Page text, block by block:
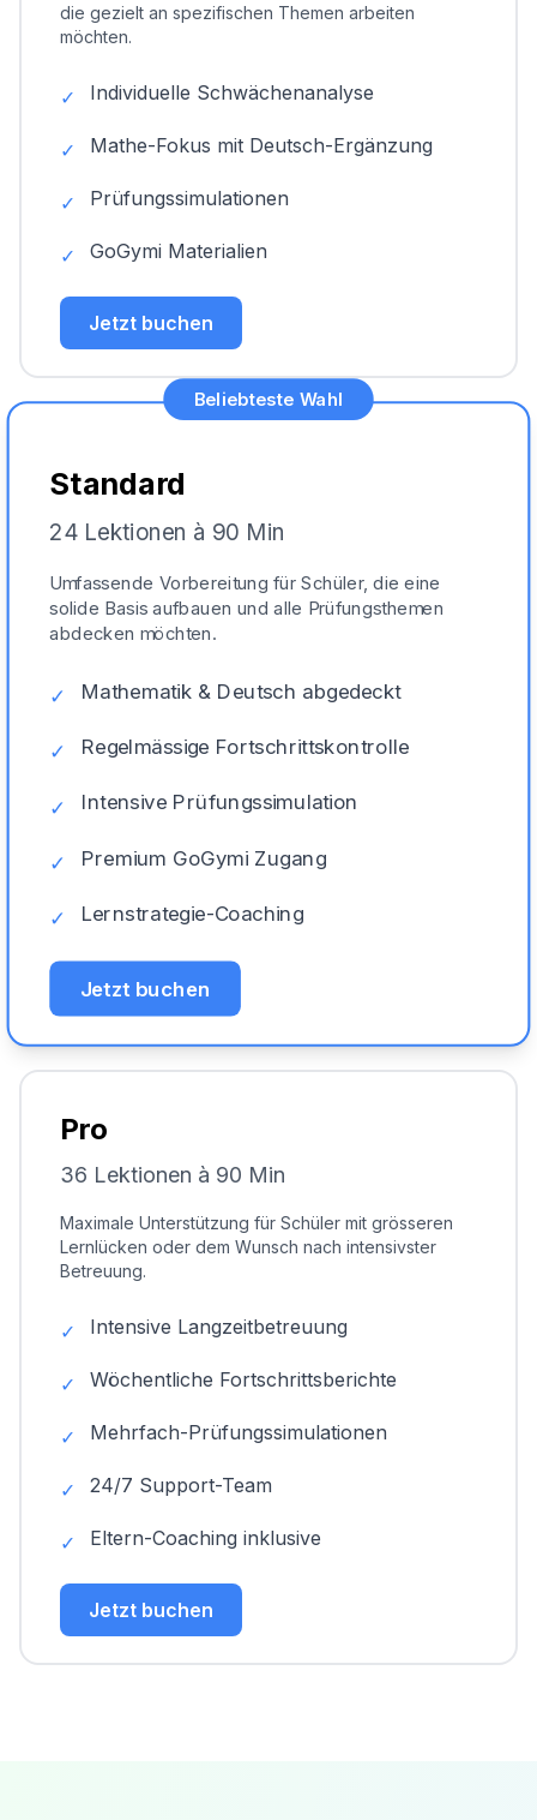
die gezielt an spezifischen Themen arbeiten
möchten.
✓ Individuelle Schwächenanalyse
✓ Mathe-Fokus mit Deutsch-Ergänzung
✓ Prüfungssimulationen
✓ GoGymi Materialien
Jetzt buchen
Beliebteste Wahl
Standard
24 Lektionen à 90 Min
Umfassende Vorbereitung für Schüler, die eine
solide Basis aufbauen und alle Prüfungsthemen
abdecken möchten.
✓ Mathematik & Deutsch abgedeckt
✓ Regelmässige Fortschrittskontrolle
✓ Intensive Prüfungssimulation
✓ Premium GoGymi Zugang
✓ Lernstrategie-Coaching
Jetzt buchen
Pro
36 Lektionen à 90 Min
Maximale Unterstützung für Schüler mit grösseren
Lernlücken oder dem Wunsch nach intensivster
Betreuung.
✓ Intensive Langzeitbetreuung
✓ Wöchentliche Fortschrittsberichte
✓ Mehrfach-Prüfungssimulationen
✓ 24/7 Support-Team
✓ Eltern-Coaching inklusive
Jetzt buchen